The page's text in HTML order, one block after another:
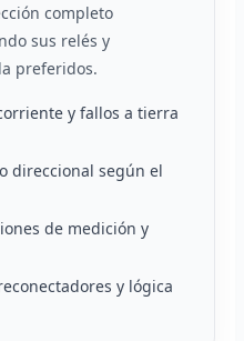
completo
sus relés y
preferidos.
y fallos a tierra
direccional según el
de medición y
y lógica